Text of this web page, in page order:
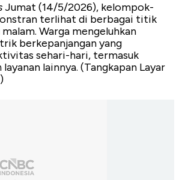
Jumat (14/5/2026), kelompok-
terlihat di berbagai titik
Warga mengeluhkan
berkepanjangan yang
sehari-hari, termasuk
lainnya. (Tangkapan Layar